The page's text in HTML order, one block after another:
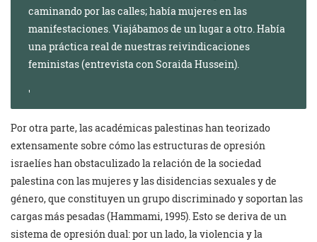
caminando por las calles; había mujeres en las
manifestaciones. Viajábamos de un lugar a otro. Había
una práctica real de nuestras reivindicaciones
feministas (entrevista con Soraida Hussein).
Por otra parte, las académicas palestinas han teorizado
extensamente sobre cómo las estructuras de opresión
israelíes han obstaculizado la relación de la sociedad
palestina con las mujeres y las disidencias sexuales y de
género, que constituyen un grupo discriminado y soportan las
cargas más pesadas (Hammami, 1995). Esto se deriva de un
sistema de opresión dual: por un lado, la violencia y la